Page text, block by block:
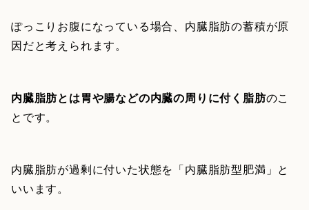
ぽっこりお腹になっている場合、内臓脂肪の蓄積が原
因だと考えられます。
内臓脂肪とは胃や腸などの内臓の周りに付く脂肪のこ
とです。
内臓脂肪が過剰に付いた状態を「内臓脂肪型肥満」と
いいます。